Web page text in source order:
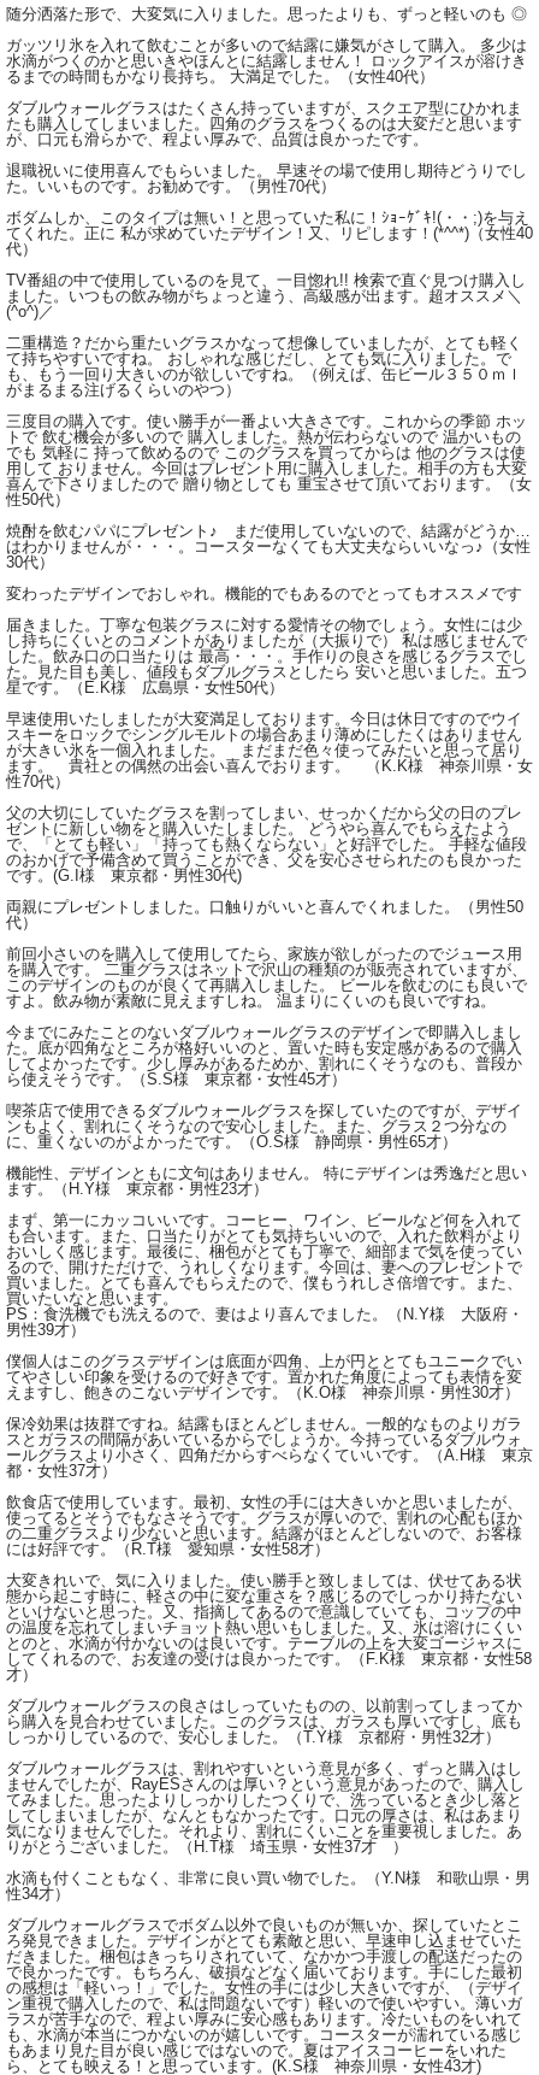
随分洒落た形で、大変気に入りました。思ったよりも、ずっと軽いのも ◎
ガッツリ氷を入れて飲むことが多いので結露に嫌気がさして購入。 多少は
水滴がつくのかと思いきやほんとに結露しません！ ロックアイスが溶けき
るまでの時間もかなり長持ち。 大満足でした。（女性40代）
ダブルウォールグラスはたくさん持っていますが、スクエア型にひかれま
たも購入してしまいました。四角のグラスをつくるのは大変だと思います
が、口元も滑らかで、程よい厚みで、品質は良かったです。
退職祝いに使用喜んでもらいました。 早速その場で使用し期待どうりでし
た。いいものです。お勧めです。（男性70代）
ボダムしか、このタイプは無い！と思っていた私に！ｼｮｰｹﾞｷ!(・・;)を与え
てくれた。正に 私が求めていたデザイン！又、リピします！(*^^*)（女性40
代）
TV番組の中で使用しているのを見て、一目惚れ!! 検索で直ぐ見つけ購入し
ました。いつもの飲み物がちょっと違う、高級感が出ます。超オススメ＼
(^o^)／
二重構造？だから重たいグラスかなって想像していましたが、とても軽く
て持ちやすいですね。 おしゃれな感じだし、とても気に入りました。で
も、もう一回り大きいのが欲しいですね。（例えば、缶ビール３５０ｍｌ
がまるまる注げるくらいのやつ）
三度目の購入です。使い勝手が一番よい大きさです。これからの季節 ホッ
トで 飲む機会が多いので 購入しました。熱が伝わらないので 温かいもの
でも 気軽に 持って飲めるので このグラスを買ってからは 他のグラスは使
用して おりません。今回はプレゼント用に購入しました。相手の方も大変
喜んで下さりましたので 贈り物としても 重宝させて頂いております。（女
性50代）
焼酎を飲むパパにプレゼント♪ まだ使用していないので、結露がどうか…
はわかりませんが・・・。コースターなくても大丈夫ならいいなっ♪（女性
30代）
変わったデザインでおしゃれ。機能的でもあるのでとってもオススメです
届きました。丁寧な包装グラスに対する愛情その物でしょう。女性には少
し持ちにくいとのコメントがありましたが（大振りで） 私は感じませんで
した。飲み口の口当たりは 最高・・・。手作りの良さを感じるグラスでし
た。見た目も美し、値段もダブルグラスとしたら 安いと思いました。五つ
星です。（E.K様 広島県・女性50代）
早速使用いたしましたが大変満足しております。今日は休日ですのでウイ
スキーをロックでシングルモルトの場合あまり薄めにしたくはありません
が大きい氷を一個入れました。 まだまだ色々使ってみたいと思って居り
ます。 貴社との偶然の出会い喜んでおります。 （K.K様 神奈川県・女
性70代）
父の大切にしていたグラスを割ってしまい、せっかくだから父の日のプレ
ゼントに新しい物をと購入いたしました。 どうやら喜んでもらえたよう
で、「とても軽い」「持っても熱くならない」と好評でした。 手軽な値段
のおかげで予備含めて買うことができ、父を安心させられたのも良かった
です。(G.I様 東京都・男性30代)
両親にプレゼントしました。口触りがいいと喜んでくれました。（男性50
代）
前回小さいのを購入して使用してたら、家族が欲しがったのでジュース用
を購入です。 二重グラスはネットで沢山の種類のが販売されていますが、
このデザインのものが良くて再購入しました。 ビールを飲むのにも良いで
すよ。飲み物が素敵に見えますしね。 温まりにくいのも良いですね。
今までにみたことのないダブルウォールグラスのデザインで即購入しまし
た。底が四角なところが格好いいのと、置いた時も安定感があるので購入
してよかったです。少し厚みがあるためか、割れにくそうなのも、普段か
ら使えそうです。（S.S様 東京都・女性45才）
喫茶店で使用できるダブルウォールグラスを探していたのですが、デザイ
ンもよく、割れにくそうなので安心しました。また、グラス２つ分なの
に、重くないのがよかったです。（O.S様 静岡県・男性65才）
機能性、デザインともに文句はありません。 特にデザインは秀逸だと思い
ます。（H.Y様 東京都・男性23才）
まず、第一にカッコいいです。コーヒー、ワイン、ビールなど何を入れて
も合います。また、口当たりがとても気持ちいいので、入れた飲料がより
おいしく感じます。最後に、梱包がとても丁寧で、細部まで気を使ってい
るので、開けただけで、うれしくなります。今回は、妻へのプレゼントで
買いました。とても喜んでもらえたので、僕もうれしさ倍増です。また、
買いたいなと思います。
PS：食洗機でも洗えるので、妻はより喜んでました。（N.Y様 大阪府・
男性39才）
僕個人はこのグラスデザインは底面が四角、上が円ととてもユニークでい
てやさしい印象を受けるので好きです。置かれた角度によっても表情を変
えますし、飽きのこないデザインです。（K.O様 神奈川県・男性30才）
保冷効果は抜群ですね。結露もほとんどしません。一般的なものよりガラ
スとガラスの間隔があいているからでしょうか。今持っているダブルウォ
ールグラスより小さく、四角だからすべらなくていいです。（A.H様 東京
都・女性37才）
飲食店で使用しています。最初、女性の手には大きいかと思いましたが、
使ってるとそうでもなさそうです。グラスが厚いので、割れの心配もほか
の二重グラスより少ないと思います。結露がほとんどしないので、お客様
には好評です。（R.T様 愛知県・女性58才）
大変きれいで、気に入りました。使い勝手と致しましては、伏せてある状
態から起こす時に、軽さの中に変な重さを？感じるのでしっかり持たない
といけないと思った。又、指摘してあるので意識していても、コップの中
の温度を忘れてしまいチョット熱い思いもしました。又、氷は溶けにくい
とのと、水滴が付かないのは良いです。テーブルの上を大変ゴージャスに
してくれるので、お友達の受けは良かったです。（F.K様 東京都・女性58
才）
ダブルウォールグラスの良さはしっていたものの、以前割ってしまってか
ら購入を見合わせていました。このグラスは、ガラスも厚いですし、底も
しっかりしているので、安心しました。（T.Y様 京都府・男性32才）
ダブルウォールグラスは、割れやすいという意見が多く、ずっと購入はし
ませんでしたが、RayESさんのは厚い？という意見があったので、購入し
てみました。思ったよりしっかりしたつくりで、洗っているとき少し落と
してしまいましたが、なんともなかったです。口元の厚さは、私はあまり
気になりませんでした。それより、割れにくいことを重要視しました。あ
りがとうございました。（H.T様 埼玉県・女性37才 ）
水滴も付くこともなく、非常に良い買い物でした。（Y.N様 和歌山県・男
性34才）
ダブルウォールグラスでボダム以外で良いものが無いか、探していたとこ
ろ発見できました。デザインがとても素敵と思い、早速申し込ませていた
だきました。梱包はきっちりされていて、なかかつ手渡しの配送だったの
で良かったです。もちろん、破損などなく届いております。手にした最初
の感想は「軽いっ！」でした。女性の手には少し大きいですが、（デザイ
ン重視で購入したので、私は問題ないです）軽いので使いやすい。薄いガ
ラスが苦手なので、程よい厚みに安心感もあります。冷たいものをいれて
も、水滴が本当につかないのが嬉しいです。コースターが濡れている感じ
もあまり見た目が良い感じではないので。夏はアイスコーヒーをいれた
ら、とても映える！と思っています。(K.S様 神奈川県・女性43才)